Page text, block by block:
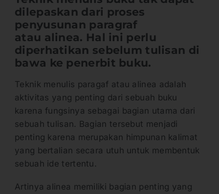
dilepaskan dari proses
penyusunan paragraf
atau alinea. Hal ini perlu
diperhatikan sebelum tulisan di
bawa ke penerbit buku.
Teknik menulis paragaf atau alinea adalah
aktivitas yang penting dari sebuah buku
karena fungsinya sebagai bagian utama dari
sebuah tulisan. Bagian tersebut menjadi
penting karena merupakan himpunan kalimat
yang bertalian secara utuh untuk membentuk
sebuah ide tertentu.
Artinya alinea memiliki bagian penting yang